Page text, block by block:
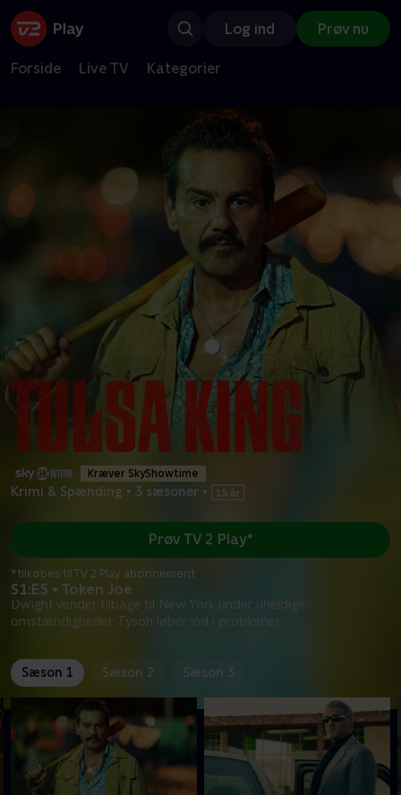
Log ind Prøv nu
Forside Live TV Kategorier
Kræver SkyShowtime
Krimi & Spænding • 3 sæsoner •
S1:E5 • Token Joe
Dwight vender tilbage til New York under uheldige
omstændigheder. Tyson løber ind i problemer.
Prøv TV 2 Play*
*tilkøbes til TV 2 Play abonnement
Sæson 1 Sæson 2 Sæson 3